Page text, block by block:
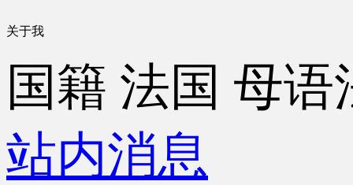
关于我
国籍 法国 母语
站内消息